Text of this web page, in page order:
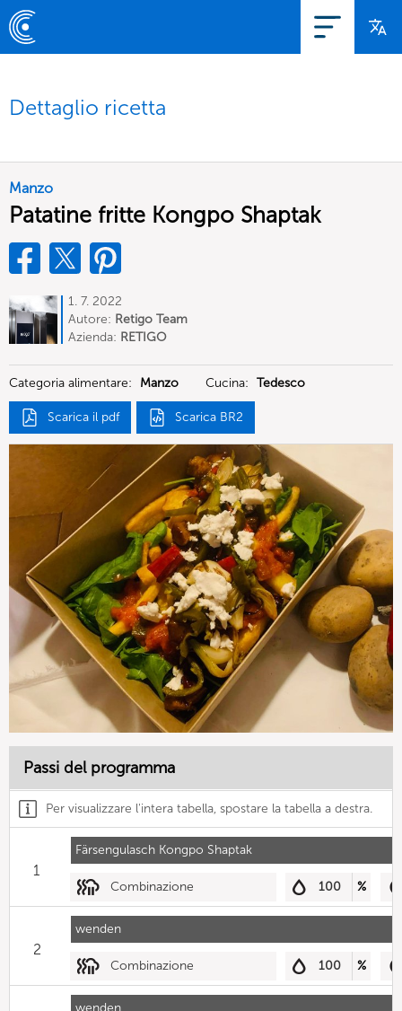
Dettaglio ricetta
Manzo
Patatine fritte Kongpo Shaptak
1. 7. 2022
Autore: Retigo Team
Deutschland
Azienda: RETIGO
Categoria alimentare:
Manzo Cucina: Tedesco
Scarica il pdf Scarica BR2
Passi del programma
Per visualizzare l'intera tabella, spostare la tabella a destra.
Färsengulasch Kongpo Shaptak
1
Combinazione 100 %
wenden
2
Combinazione 100 %
wenden